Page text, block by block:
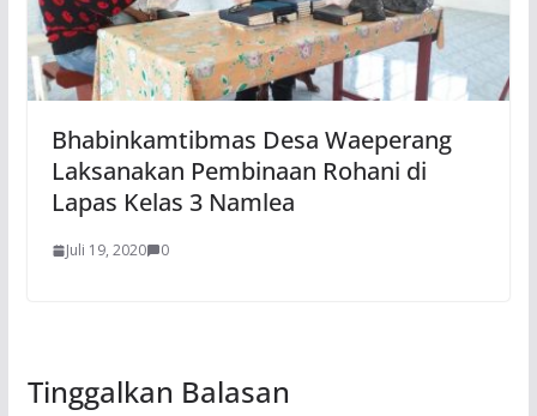
Bhabinkamtibmas Desa Waeperang
Laksanakan Pembinaan Rohani di
Lapas Kelas 3 Namlea
Juli 19, 2020 0
Tinggalkan Balasan